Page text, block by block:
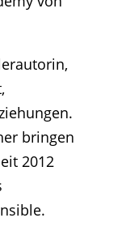
bringen
2012